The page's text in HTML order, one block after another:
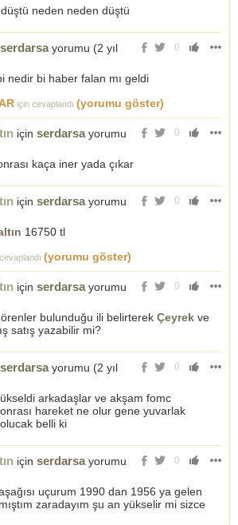
neden neden düştü
0
serdarsayorumu (2 yıl
nedir bi haber falan mı geldi
için cevaplandı (yorumu göster)
0
için serdarsayorumu
kaça iner yada çıkar
0
için serdarsayorumu
16750 tl
(yorumu göster)
0
için serdarsayorumu
bulunduğu ili belirterek Çeyrek ve
satış yazabilir mi?
0
serdarsayorumu (2 yıl
arkadaşlar ve akşam fomc
hareket ne olur gene yuvarlak
belli ki
0
için serdarsayorumu
uçurum 1990 dan 1956 ya gelen
zaradayım şu an yükselir mi sizce